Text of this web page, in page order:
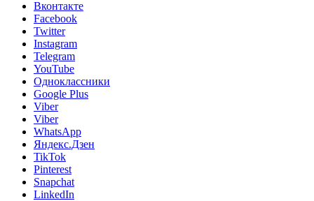
Вконтакте
Facebook
Twitter
Instagram
Telegram
YouTube
Одноклассники
Google Plus
Viber
Viber
WhatsApp
Яндекс.Дзен
TikTok
Pinterest
Snapchat
LinkedIn